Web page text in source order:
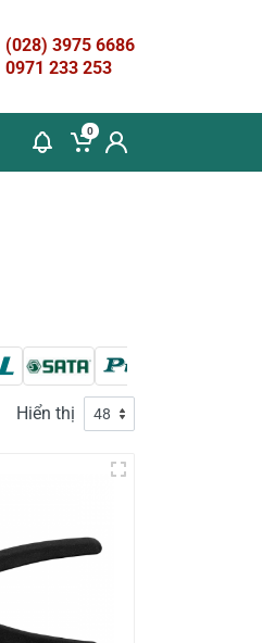
(028) 3975 6686
0971 233 253
0
Hiển thị